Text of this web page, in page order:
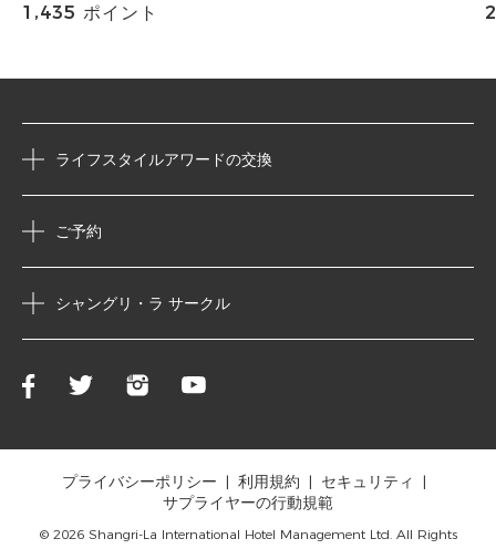
1,435 ポイント
ライフスタイルアワードの交換
ご予約
シャングリ・ラ サークル
プライバシーポリシー 利用規約
セキュリティ
サプライヤーの行動規範
© 2026 Shangri-La International Hotel Management Ltd. All Rights